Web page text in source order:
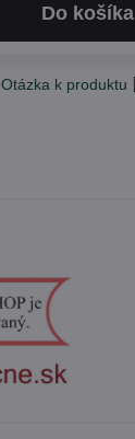
Do košíka
Otázka k produktu